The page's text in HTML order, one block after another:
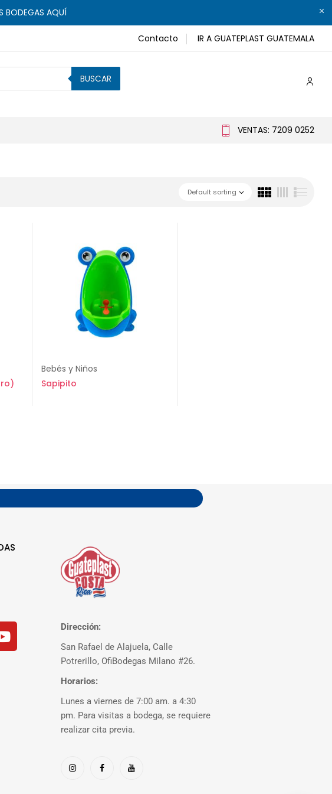
BODEGAS AQUÍ
Contacto IR A GUATEPLAST GUATEMALA
BUSCAR
VENTAS: 7209 0252
Default sorting
Bebés y Niños
Sapipito
Dirección:
San Rafael de Alajuela, Calle
Potrerillo, OfiBodegas Milano #26.
Horarios:
Lunes a viernes de 7:00 am. a 4:30
pm. Para visitas a bodega, se requiere
realizar cita previa.